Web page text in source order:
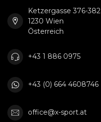
Ketzergasse 376-382
1230 Wien
Österreich
+43 1 886 0975
+43 (0) 664 4608746
office@x-sport.at